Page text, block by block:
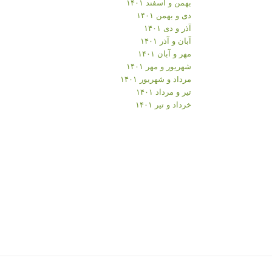
دی و بهمن ۱۴۰۱
آذر و دی ۱۴۰۱
آبان و آذر ۱۴۰۱
مهر و آبان ۱۴۰۱
شهریور و مهر ۱۴۰۱
مرداد و شهریور ۱۴۰۱
تیر و مرداد ۱۴۰۱
خرداد و تیر ۱۴۰۱